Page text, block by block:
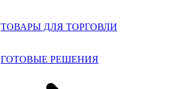
ТОВАРЫ ДЛЯ ТОРГОВЛИ
ГОТОВЫЕ РЕШЕНИЯ